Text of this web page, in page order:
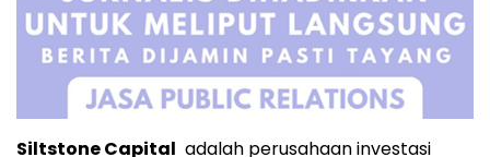
Siltstone Capital adalah perusahaan investasi